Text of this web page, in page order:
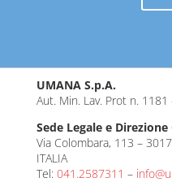
UMANA S.p.A.
Aut. Min. Lav. Prot n.
Sede Legale e Direzione
Via Colombara, 113 –
ITALIA
Tel: 041.2587311 –